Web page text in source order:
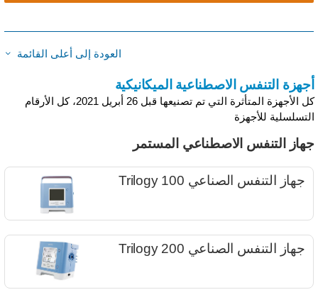
العودة إلى أعلى القائمة
التنفس الاصطناعية الميكانيكية
كل الأجهزة المتأثرة التي تم تصنيعها قبل 26 أبريل 2021، كل الأرقام
للأجهزة
التنفس الاصطناعي المستمر
جهاز التنفس الصناعي Trilogy 100
جهاز التنفس الصناعي Trilogy 200